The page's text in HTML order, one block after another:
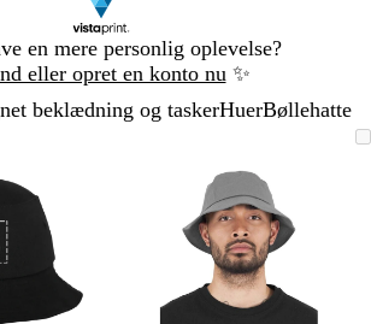
en mere personlig oplevelse?
eller opret en konto nu ✨
beklædning og taskerHuerBøllehatte
minimum
udvide
plus
og
minus
til
at
zoome